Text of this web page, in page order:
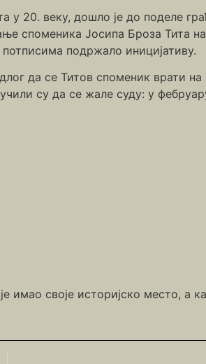
у 20. веку, дошло је до поделе
споменика Јосипа Броза Тита
подржало иницијативу.
да се Титов споменик врати
су да се жале суду: у
имао своје историјско место, а